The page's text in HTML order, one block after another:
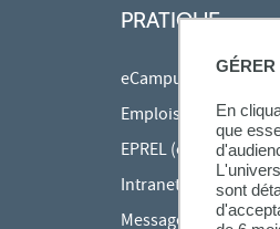
GÉRER
En
que
sont
PRATIQUE
eCampus
Emplois du temps
EPREL (cours en
Intranet des
Messagerie étudiante